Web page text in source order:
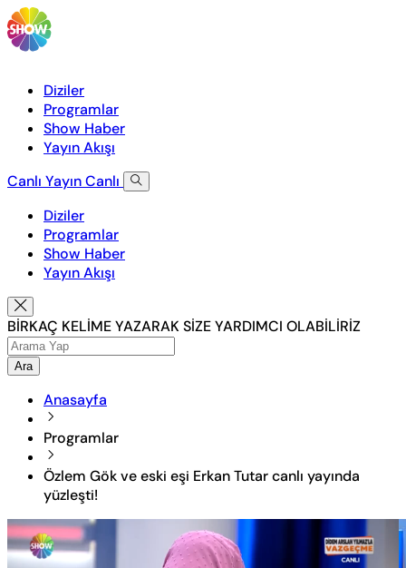
Diziler
Programlar
Show Haber
Yayın Akışı
Canlı YayınCanlı
Diziler
Programlar
Show Haber
Yayın Akışı
BİRKAÇ KELİME YAZARAK SİZE YARDIMCI OLABİLİRİZ
Ara
Anasayfa
Programlar
Özlem Gök ve eski eşi Erkan Tutar canlı yayında
yüzleşti!